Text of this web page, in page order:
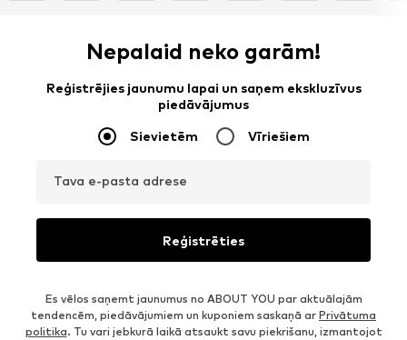
Nepalaid neko garām!
Reģistrējies jaunumu lapai un saņem ekskluzīvus
piedāvājumus
Sievietēm Vīriešiem
Tava e-pasta adrese
Reģistrēties
Es vēlos saņemt jaunumus no ABOUT YOU par aktuālajām
tendencēm, piedāvājumiem un kuponiem saskaņā ar Privātuma
politika. Tu vari jebkurā laikā atsaukt savu piekrišanu, izmantojot